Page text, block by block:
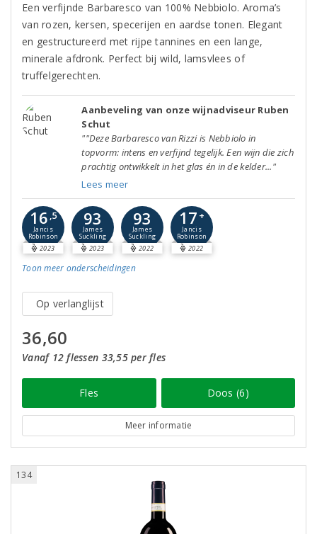
Een verfijnde Barbaresco van 100% Nebbiolo. Aroma’s
van rozen, kersen, specerijen en aardse tonen. Elegant
en gestructureerd met rijpe tannines en een lange,
minerale afdronk. Perfect bij wild, lamsvlees of
truffelgerechten.
Aanbeveling van onze wijnadviseur Ruben
Schut
""Deze Barbaresco van Rizzi is Nebbiolo in
topvorm: intens en verfijnd tegelijk. Een wijn die zich
prachtig ontwikkelt in het glas én in de kelder..."
Lees meer
16 ,5
Jancis
Robinson
2023
93
James
Suckling
2023
93
James
Suckling
2022
17 +
Jancis
Robinson
2022
Toon meer onderscheidingen
Op verlanglijst
36,60
Vanaf 12 flessen 33,55 per fles
Fles Doos (6)
Meer informatie
134